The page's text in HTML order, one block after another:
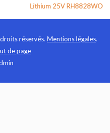
Lithium 25V RH8828WO
réservés. Mentions légales.
de page